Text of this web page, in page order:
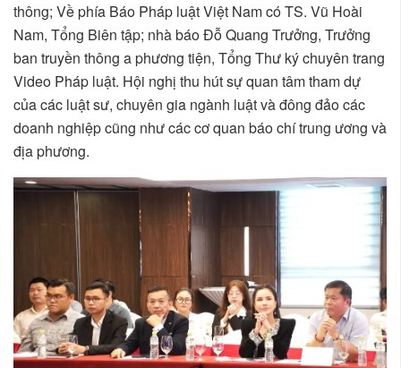
thông; Về phía Báo Pháp luật Việt Nam có TS. Vũ Hoài
Nam, Tổng Biên tập; nhà báo Đỗ Quang Trưởng, Trưởng
ban truyền thông a phương tiện, Tổng Thư ký chuyên trang
Video Pháp luật. Hội nghị thu hút sự quan tâm tham dự
của các luật sư, chuyên gia ngành luật và đông đảo các
doanh nghiệp cũng như các cơ quan báo chí trung ương và
địa phương.